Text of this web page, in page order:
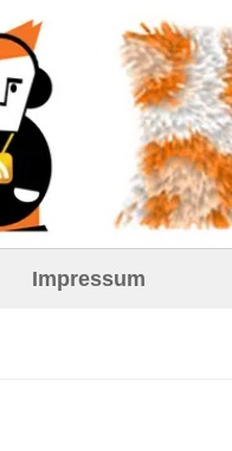
Impressum